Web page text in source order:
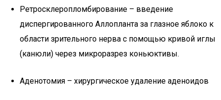
Ретросклеропломбирование – введение
диспергированного Аллопланта за глазное яблоко к
области зрительного нерва с помощью кривой иглы
(канюли) через микроразрез коньюктивы.
Аденотомия – хирургическое удаление аденоидов